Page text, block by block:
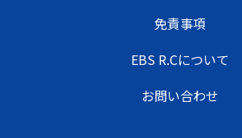
免責事項
EBS R.Cについて
お問い合わせ